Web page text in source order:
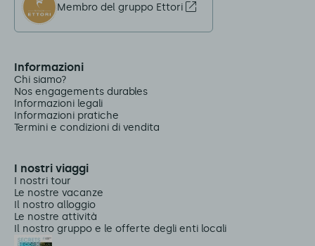
Membro del gruppo Ettori
Informazioni
Chi siamo?
Nos engagements durables
Informazioni legali
Informazioni pratiche
Termini e condizioni di vendita
I nostri viaggi
I nostri tour
Le nostre vacanze
Il nostro alloggio
Le nostre attività
Il nostro gruppo e le offerte degli enti locali